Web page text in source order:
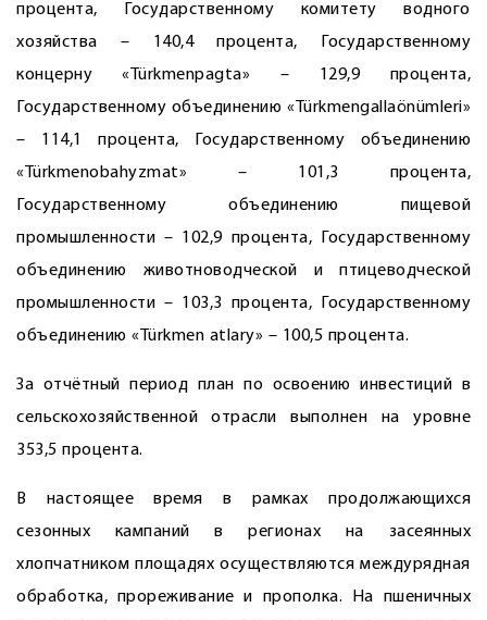
процента, Государственному комитету водного
хозяйства – 140,4 процента, Государственному
концерну «Türkmenpagta» – 129,9 процента,
Государственному объединению «Türkmengallaönümleri»
– 114,1 процента, Государственному объединению
«Türkmenobahyzmat» – 101,3 процента,
Государственному объединению пищевой
промышленности – 102,9 процента, Государственному
объединению животноводческой и птицеводческой
промышленности – 103,3 процента, Государственному
объединению «Türkmen atlary» – 100,5 процента.
За отчётный период план по освоению инвестиций в
сельскохозяйственной отрасли выполнен на уровне
353,5 процента.
В настоящее время в рамках продолжающихся
сезонных кампаний в регионах на засеянных
хлопчатником площадях осуществляются междурядная
обработка, прореживание и прополка. На пшеничных